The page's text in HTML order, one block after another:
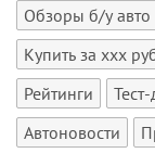
Обзоры б/у авто
Купить за xxx
Рейтинги
Автоновости